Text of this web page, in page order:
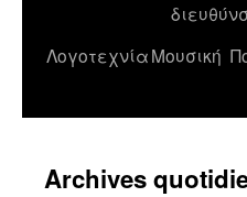
contenu
ΛογοτεχνίαΜουσική
Archives